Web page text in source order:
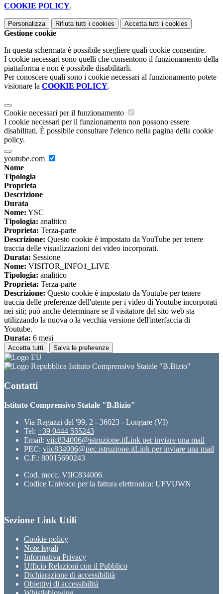
COOKIE POLICY.
Personalizza Rifiuta tutti i cookies Accetta tutti i cookies
Gestione cookie
In questa schermata è possibile scegliere quali cookie consentire.
I cookie necessari sono quelli che consentono il funzionamento della
piattaforma e non è possibile disabilitarli.
Per conoscere quali sono i cookie necessari al funzionamento potete
visionare la COOKIE POLICY.
Cookie necessari per il funzionamento
I cookie necessari per il funzionamento non possono essere
disabilitati. È possibile consultare l'elenco nella pagina della cookie
policy.
youtube.com
Nome
Tipologia
Proprieta
Descrizione
Durata
Nome: YSC
Tipologia: analitico
Proprieta: Terza-parte
Descrizione: Questo cookie è impostato da YouTube per tenere
traccia delle visualizzazioni dei video incorporati.
Durata: Sessione
Nome: VISITOR_INFO1_LIVE
Tipologia: analitico
Proprieta: Terza-parte
Descrizione: Questo cookie è impostato da Youtube per tenere
traccia delle preferenze dell'utente per i video di Youtube incorporati
nei siti; può anche determinare se il visitatore del sito web sta
utilizzando la nuova o la vecchia versione dell'interfaccia di
Youtube.
Durata: 6 mesi
Accetta tutti Salva le preferenze
Istituto Comprensivo Statale "B.Bizio"
Contatti
Istituto Comprensivo Statale "B.Bizio"
Via Ragazzi del '99, 2 - 36023 - Longare (VI)
Tel: +39 0444 555243
Email: viic834006@istruzione.itLink per inviare una mail
PEC: viic834006@pec.istruzione.itLink per inviare una mail
C.F.: 80015690243
Cod. mecc. VIIC834006
Codice Univoco per la fattura elettronica: UFVUWN
Sezione Link Utili
Cookie policy
Note legali
Informativa Privacy
Ufficio Relazioni con il Pubblico
Dichiarazione di accessibilità
Obiettivi di accessibilità